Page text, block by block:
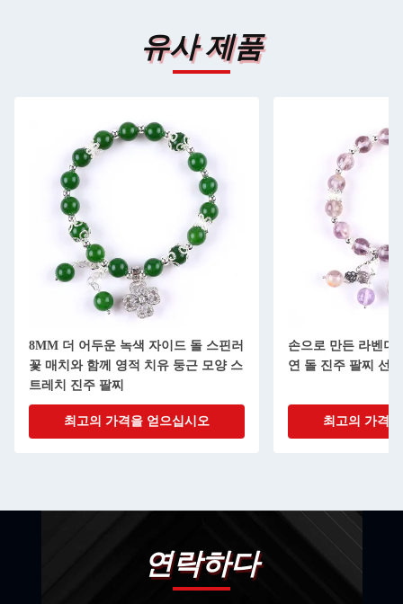
유사 제품
8MM 더 어두운 녹색 자이드 돌 스핀러
꽃 매치와 함께 영적 치유 둥근 모양 스
트레치 진주 팔찌
최고의 가격을 얻으십시오
손으로 만든 라벤더
연 돌 진주 팔찌 선물
최고의 가격
연락하다